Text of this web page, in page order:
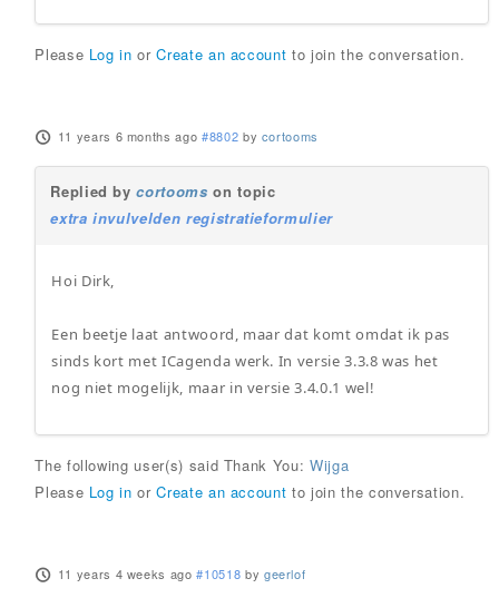
Please Log in orCreate an account to join the conversation.
11 years 6 months ago #8802 by cortooms
Replied bycortooms on topic
extra invulvelden registratieformulier
Hoi Dirk,
Een beetje laat antwoord, maar dat komt omdat ik pas
sinds kort met ICagenda werk. In versie 3.3.8 was het
nog niet mogelijk, maar in versie 3.4.0.1 wel!
The following user(s) said Thank You: Wijga
Please Log in orCreate an account to join the conversation.
11 years 4 weeks ago #10518 by geerlof